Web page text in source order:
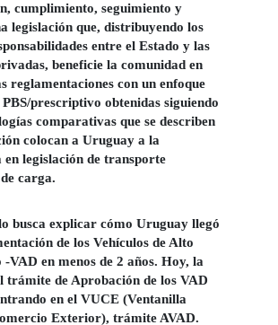
cumplimiento, seguimiento y
legislación que, distribuyendo los
entre el Estado y las
beneficie la comunidad en
reglamentaciones con un enfoque
prescriptivo obtenidas siguiendo
comparativas que se describen
colocan a Uruguay a la
en legislación de transporte
carga.
busca explicar cómo Uruguay llegó
de los Vehículos de Alto
-VAD en menos de 2 años. Hoy, la
trámite de Aprobación de los VAD
en el VUCE (Ventanilla
Exterior), trámite AVAD.